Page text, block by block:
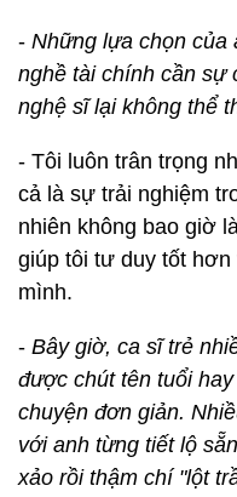
- Những lựa chọn của
nghề tài chính cần sự
nghệ sĩ lại không thể
- Tôi luôn trân trọng
cả là sự trải nghiệm
nhiên không bao giờ
giúp tôi tư duy tốt
mình.
- Bây giờ, ca sĩ trẻ
được chút tên tuổi
chuyện đơn giản.
với anh từng tiết lộ
xảo rồi thậm chí "lột